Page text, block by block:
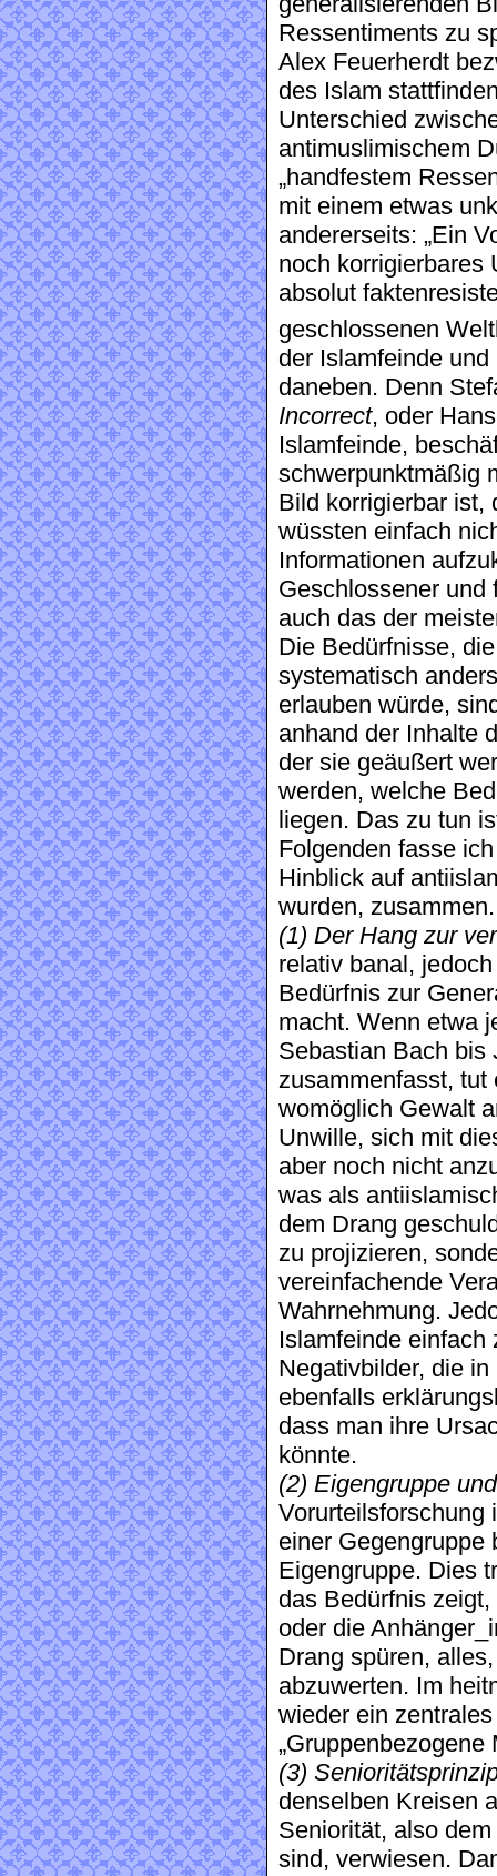
Ressentiments zu
Alex Feuerherdt
des Islam
Unterschied
antimuslimischem
„handfestem
mit einem etwas
andererseits: „Ein
noch korrigierbares
absolut
geschlossenen
der Islamfeinde
daneben. Denn
Incorrect, oder
Islamfeinde,
schwerpunktmäßig
Bild korrigierbar ist,
wüssten einfach
Informationen
Geschlossener und
auch das der
Die Bedürfnisse,
systematisch
erlauben würde,
anhand der Inhalte
der sie geäußert
werden, welche
liegen. Das zu tun
Folgenden fasse
Hinblick auf
wurden, zusammen.
(1) Der Hang zur
relativ banal,
Bedürfnis zur
macht. Wenn etwa
Sebastian Bach bis
zusammenfasst, tut
womöglich Gewalt
Unwille, sich mit
aber noch nicht
was als
dem Drang
zu projizieren,
vereinfachende
Wahrnehmung.
Islamfeinde einfach
Negativbilder, die
ebenfalls
dass man ihre
könnte.
(2) Eigengruppe
Vorurteilsforschung
einer Gegengruppe
Eigengruppe. Dies
das Bedürfnis
oder die
Drang spüren,
abzuwerten. Im
wieder ein
„Gruppenbezogene
(3)
denselben Kreisen
Seniorität, also
sind, verwiesen.